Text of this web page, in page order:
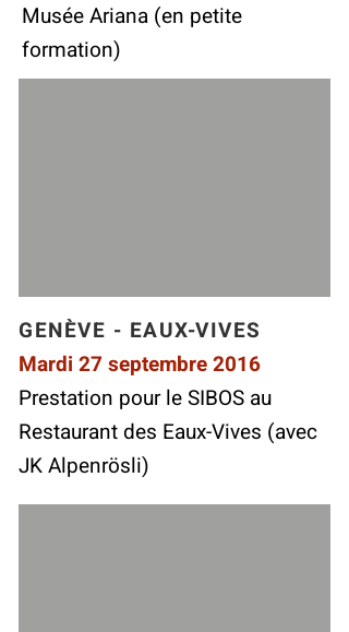
Musée Ariana (en petite
formation)
GENÈVE - EAUX-VIVES
Mardi 27 septembre 2016
Prestation pour le SIBOS au
Restaurant des Eaux-Vives (avec
JK Alpenrösli)